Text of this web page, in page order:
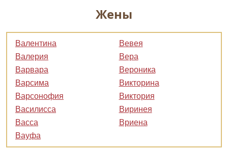
Жены
Валентина
Валерия
Варвара
Варсима
Варсонофия
Василисса
Васса
Вауфа
Вевея
Вера
Вероника
Викторина
Виктория
Виринея
Вриена